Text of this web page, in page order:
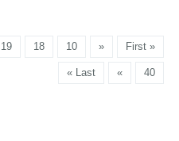
« First
«
10
18
19
40
»
Last »